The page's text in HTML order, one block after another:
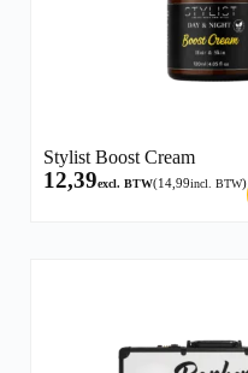
Stylist Boost Cream
12,39excl. BTW(14,99incl. BTW)